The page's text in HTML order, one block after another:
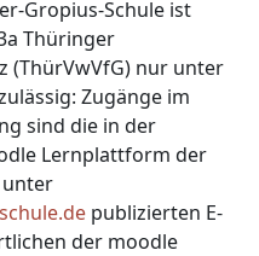
Gropius-Schule ist
Thüringer
(ThürVwVfG) nur unter
Zugänge im
sind die in der
Lernplattform der
unter
publizierten E-
der moodle